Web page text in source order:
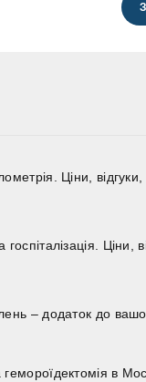
Ціни,
госпіталізація. Ціни,
– додаток до
в